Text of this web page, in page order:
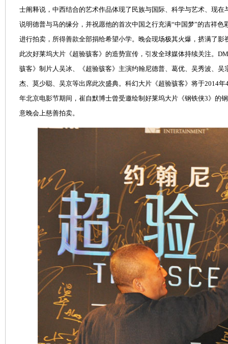
士阐释说，中西结合的艺术作品体现了民族与国际、科学与艺术、现在
说明德普与马的缘分，并祝愿他的首次中国之行充满“中国梦”的吉祥色
进行拍卖，所得善款全部捐给希望小学。晚会现场极其火爆，挤满了
此次好莱坞大片《超验骇客》的造势宣传，引发全球媒体持续关注。
骇客》制片人吴冰、《超验骇客》主演约翰尼德普、葛优、吴秀波、
杰、莫少聪、吴京等出席此次盛典。科幻大片《超验骇客》将于2014
年北京电影节期间，崔自默博士曾受邀绘制好莱坞大片《钢铁侠3》的
意晚会上慈善拍卖。